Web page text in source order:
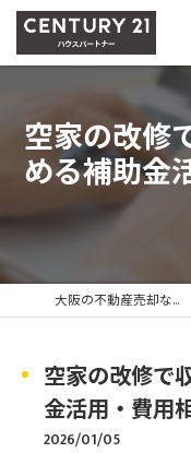
空家の改修
める補助金
大阪の不動産売却ならCENTURY21ハウスパートナー
空家の改修で
金活用・費用
2026/01/05